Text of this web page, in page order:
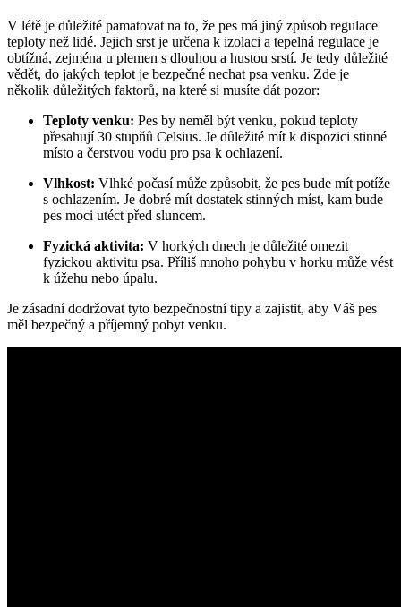
V létě je důležité pamatovat na to, že pes má jiný způsob regulace
teploty než lidé. Jejich srst je určena k izolaci a tepelná regulace je
obtížná, zejména u plemen s dlouhou a hustou srstí. Je tedy důležité
vědět, do jakých teplot je bezpečné nechat psa venku. Zde je
několik důležitých faktorů, na které si musíte dát pozor:
Teploty venku: Pes by neměl být venku, pokud teploty
přesahují 30 stupňů Celsius. Je důležité mít k dispozici stinné
místo a čerstvou vodu pro psa k ochlazení.
Vlhkost: Vlhké počasí může způsobit, že pes bude mít potíže
s ochlazením. Je dobré mít dostatek stinných míst, kam bude
pes moci utéct před sluncem.
Fyzická aktivita: V horkých dnech je důležité omezit
fyzickou aktivitu psa. Příliš mnoho pohybu v horku může vést
k úžehu nebo úpalu.
Je zásadní dodržovat tyto bezpečnostní tipy a zajistit, aby Váš pes
měl bezpečný a příjemný pobyt venku.